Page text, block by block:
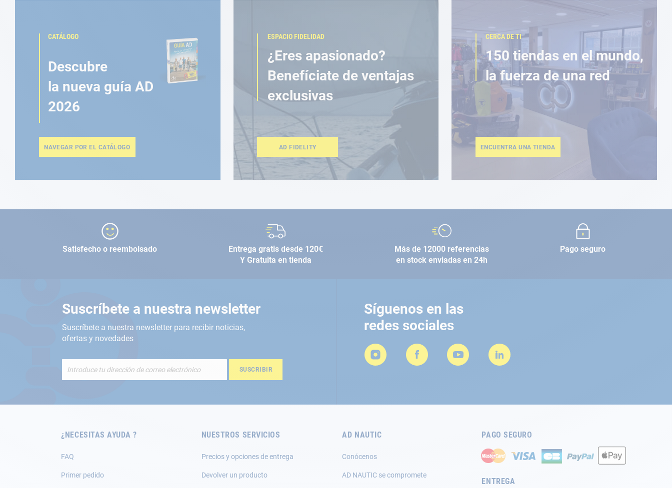
CATÁLOGO
Descubre
la nueva guía AD
2026
NAVEGAR POR EL CATÁLOGO
ESPACIO FIDELIDAD
¿Eres apasionado?
Benefíciate de ventajas
exclusivas
AD FIDELITY
CERCA DE TI
150 tiendas en el mundo,
la fuerza de una red
ENCUENTRA UNA TIENDA
Satisfecho o reembolsado
Entrega gratis desde 120€
Y Gratuita en tienda
Más de 12000 referencias
en stock enviadas en 24h
Pago seguro
Suscríbete a nuestra newsletter
Suscríbete a nuestra newsletter para recibir noticias,
ofertas y novedades
de
SUSCRIBIR
Síguenos en las
redes sociales
¿NECESITAS AYUDA ?
FAQ
Primer pedido
NUESTROS SERVICIOS
Precios y opciones de entrega
Devolver un producto
AD NAUTIC
Conócenos
AD NAUTIC se compromete
PAGO SEGURO
ENTREGA